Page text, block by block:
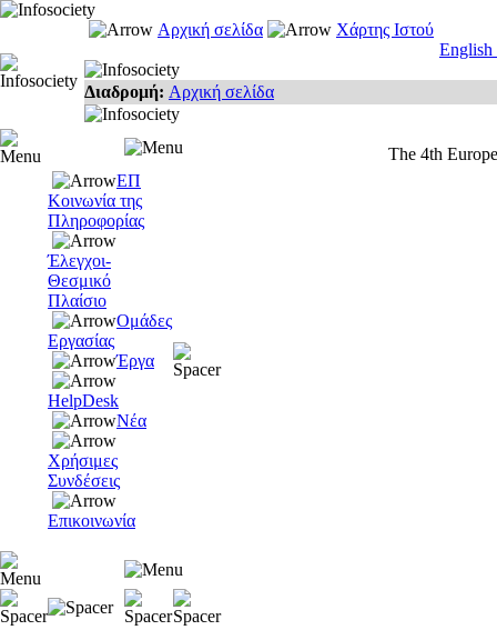
Αρχική σελίδα
Χάρτης Ιστού
English
Διαδρομή: Αρχική σελίδα
ΕΠ
Κοινωνία της
Πληροφορίας
Έλεγχοι-
Θεσμικό
Πλαίσιο
Ομάδες
Εργασίας
Έργα
HelpDesk
Νέα
Χρήσιμες
Συνδέσεις
Επικοινωνία
The 4th